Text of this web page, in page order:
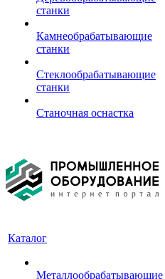
станки
Камнеобрабатывающие
станки
Стеклообрабатывающие
станки
Станочная оснастка
Каталог
Металлообрабатывающие